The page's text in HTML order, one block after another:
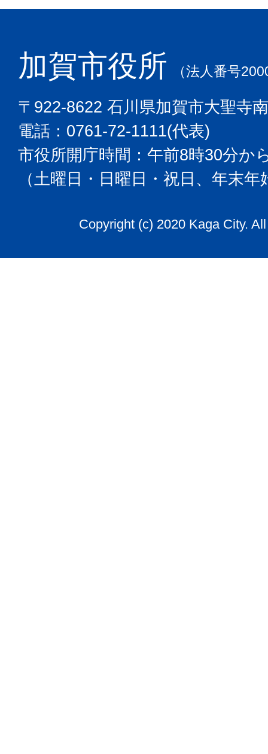
加賀市役所 （法人番号
〒922-8622 石川県加賀市大聖寺
電話：0761-72-1111(代表)
市役所開庁時間：午前8時30分か
（土曜日・日曜日・祝日、年末
Copyright (c) 2020 Kaga City.